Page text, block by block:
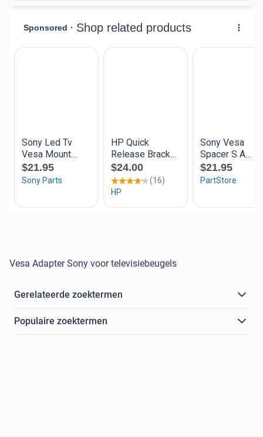
Vesa Adapter Sony voor televisiebeugels
Gerelateerde zoektermen
Populaire zoektermen